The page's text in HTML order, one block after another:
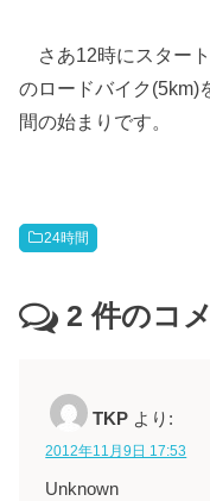
さあ12時にスター
のロードバイク(5km)
間の始まりです。
24時間
2 件のコ
TKP より:
2012年11月9日 17:53
Unknown